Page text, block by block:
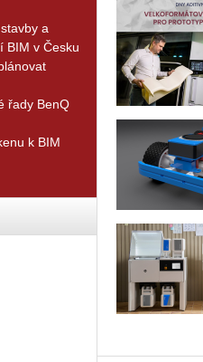
a
BIM v Česku
řady BenQ
k BIM